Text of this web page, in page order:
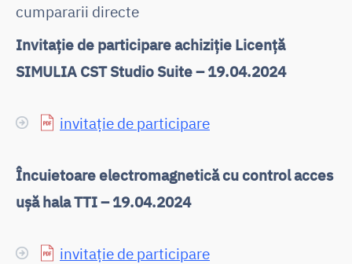
cumpararii directe
Invitație de participare achiziție Licență
SIMULIA CST Studio Suite – 19.04.2024
invitație de participare
Încuietoare electromagnetică cu control acces
ușă hala TTI – 19.04.2024
invitație de participare